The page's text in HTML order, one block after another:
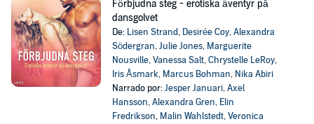
Förbjudna steg - erotiska äventyr på
dansgolvet
De: Lisen Strand, Desirée Coy,Alexandra
Södergran,Julie Jones, Marguerite
Nousville,Vanessa Salt,Chrystelle LeRoy,
Iris Åsmark, Marcus Bohman, Nika Abiri
Narrado por:Jesper Januari,Axel
Hansson,Alexandra Gren, Elin
Fredrikson, Malin Wahlstedt,Veronica